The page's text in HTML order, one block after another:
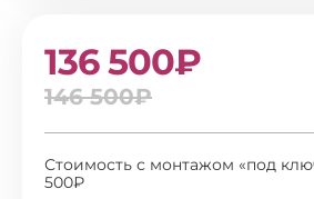
136 500₽
146 500₽
Стоимость с монтажом «под
500₽